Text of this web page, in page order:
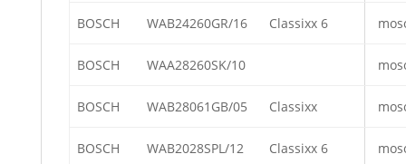
BOSCH WAB24260GR/16 Classixx 6
BOSCH WAA28260SK/10
BOSCH WAB28061GB/05 Classixx
BOSCH WAB2028SPL/12 Classixx 6